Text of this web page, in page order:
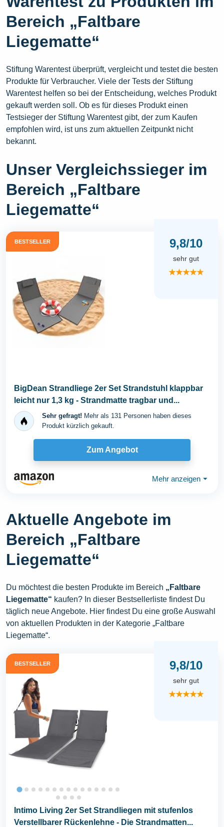
Bereich „Faltbare
Liegematte“
Stiftung Warentest überprüft, vergleicht und testet die besten
Produkte für Verbraucher. Viele der Tests der Stiftung
Warentest helfen so bei der Entscheidung, welches Produkt
gekauft werden soll. Ob es für dieses Produkt einen
Testsieger der Stiftung Warentest gibt, der zum Kaufen
empfohlen wird, ist uns zum aktuellen Zeitpunkt nicht
bekannt.
Unser Vergleichssieger im
Bereich „Faltbare
Liegematte“
BESTSELLER 9,8/10
sehr gut
★★★★★
BigDean Strandliege 2er Set Strandstuhl klappbar
leicht nur 1,3 kg - Strandmatte tragbar und...
Sehr gefragt! Mehr als 131 Personen haben dieses
Produkt kürzlich gekauft.
Zum Angebot
Mehr anzeigen ⏷
Aktuelle Angebote im
Bereich „Faltbare
Liegematte“
Du möchtest die besten Produkte im Bereich „Faltbare
Liegematte“ kaufen? In dieser Bestsellerliste findest Du
täglich neue Angebote. Hier findest Du eine große Auswahl
von aktuellen Produkten in der Kategorie „Faltbare
Liegematte“.
BESTSELLER 9,8/10
sehr gut
★★★★★
Intimo Living 2er Set Strandliegen mit stufenlos
Verstellbarer Rückenlehne - Die Strandmatten...